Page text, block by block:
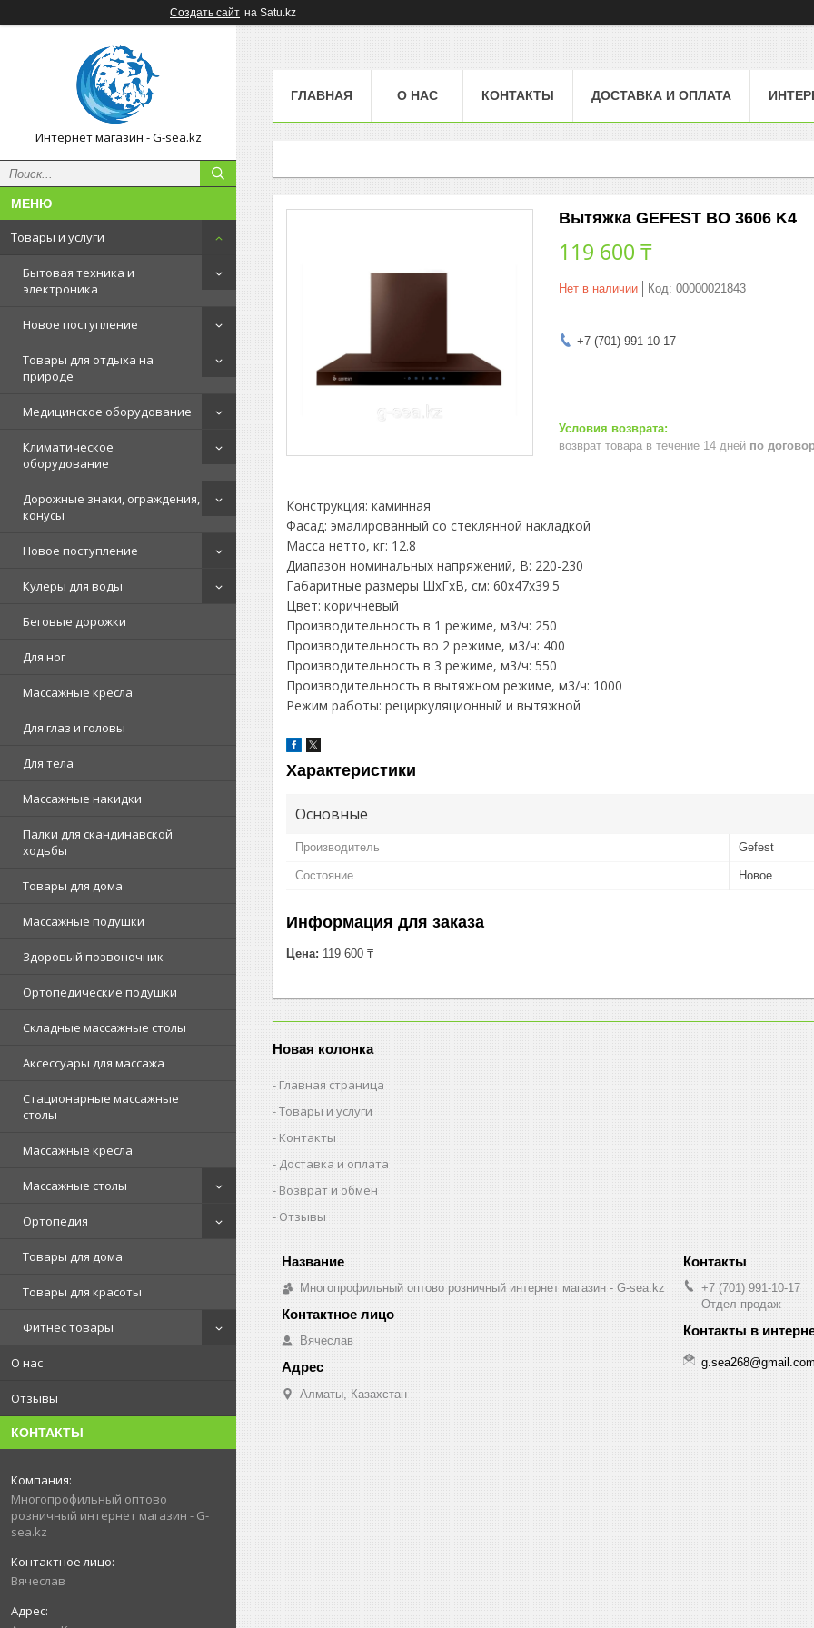
Создать сайт на Satu.kz
Интернет магазин - G-sea.kz
Товары и услуги
Бытовая техника и
электроника
Новое поступление
Товары для отдыха на
природе
Медицинское оборудование
Климатическое
оборудование
Дорожные знаки, ограждения,
конусы
Новое поступление
Кулеры для воды
Беговые дорожки
Для ног
Массажные кресла
Для глаз и головы
Для тела
Массажные накидки
Палки для скандинавской
ходьбы
Товары для дома
Массажные подушки
Здоровый позвоночник
Ортопедические подушки
Складные массажные столы
Аксессуары для массажа
Стационарные массажные
столы
Массажные кресла
Массажные столы
Ортопедия
Товары для дома
Товары для красоты
Фитнес товары
О нас
Отзывы
КОНТАКТЫ
Многопрофильный оптово
розничный интернет магазин - G-
sea.kz
Вячеслав
ГЛАВНАЯ О НАС КОНТАКТЫ ДОСТАВКА И ОПЛАТА
Вытяжка GEFEST ВО 3606 K4
119 600 ₸
Нет в наличии Код: 00000021843
+7 (701) 991-10-17
возврат товара в течение 14 дней по
Конструкция: каминная
Фасад: эмалированный со стеклянной накладкой
Масса нетто, кг: 12.8
Диапазон номинальных напряжений, В: 220-230
Габаритные размеры ШхГхВ, см: 60x47x39.5
Цвет: коричневый
Производительность в 1 режиме, м3/ч: 250
Производительность во 2 режиме, м3/ч: 400
Производительность в 3 режиме, м3/ч: 550
Производительность в вытяжном режиме, м3/ч: 1000
Режим работы: рециркуляционный и вытяжной
Характеристики
Основные
Производитель Gefest
Состояние Новое
Информация для заказа
Цена: 119 600 ₸
Новая колонка
Главная страница
Товары и услуги
Контакты
Доставка и оплата
Возврат и обмен
Отзывы
Многопрофильный оптово розничный интернет магазин - G-sea.kz
Вячеслав
Алматы, Казахстан
+7 (701) 991-10-17
Отдел продаж
g.sea268@gmail.com